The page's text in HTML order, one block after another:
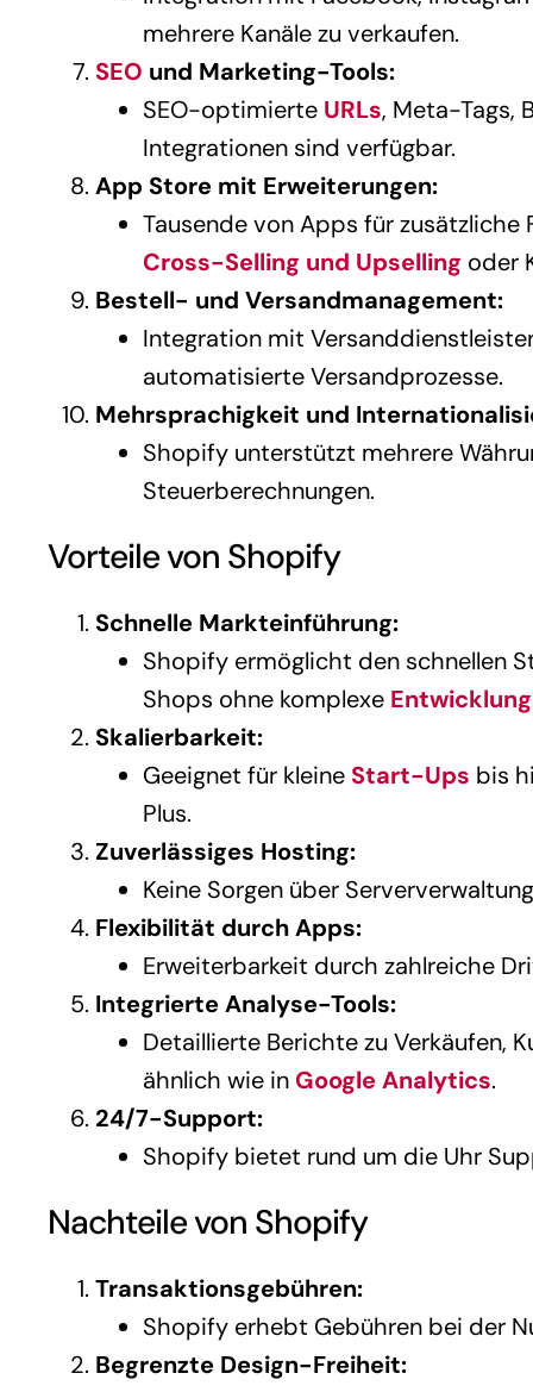
mehrere Kanäle zu verkaufen.
SEO und Marketing-Tools:
SEO-optimierte URLs, Meta-Tags,
Integrationen sind verfügbar.
App Store mit Erweiterungen:
Tausende von Apps für
Cross-Selling und Upselling oder
Bestell- und Versandmanagement:
Integration mit
automatisierte Versandprozesse.
Mehrsprachigkeit und
Shopify unterstützt mehrere
Steuerberechnungen.
Vorteile von Shopify
Schnelle Markteinführung:
Shopify ermöglicht den schnellen
Shops ohne komplexe Entwicklung
Skalierbarkeit:
Geeignet für kleine Start-Ups bis
Plus.
Zuverlässiges Hosting:
Keine Sorgen über
Flexibilität durch Apps:
Erweiterbarkeit durch zahlreiche
Integrierte Analyse-Tools:
Detaillierte Berichte zu Verkäufen,
ähnlich wie in Google Analytics.
24/7-Support:
Shopify bietet rund um die Uhr
Nachteile von Shopify
Transaktionsgebühren:
Shopify erhebt Gebühren bei der
Begrenzte Design-Freiheit: